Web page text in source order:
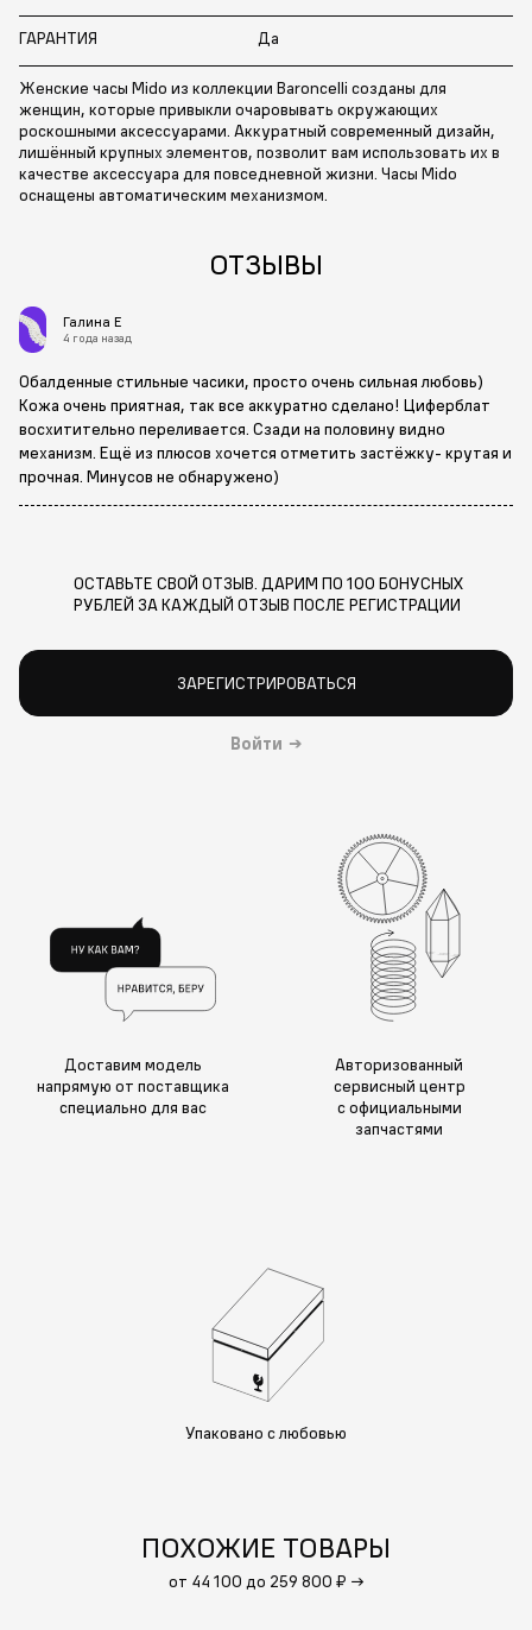
ГАРАНТИЯ Да
Женские часы Mido из коллекции Baroncelli созданы для
женщин, которые привыкли очаровывать окружающих
роскошными аксессуарами. Аккуратный современный дизайн,
лишённый крупных элементов, позволит вам использовать их в
качестве аксессуара для повседневной жизни. Часы Mido
оснащены автоматическим механизмом.
ОТЗЫВЫ
Галина Е
4 года назад
Обалденные стильные часики, просто очень сильная любовь)
Кожа очень приятная, так все аккуратно сделано! Циферблат
восхитительно переливается. Сзади на половину видно
механизм. Ещё из плюсов хочется отметить застёжку- крутая и
прочная. Минусов не обнаружено)
ОСТАВЬТЕ СВОЙ ОТЗЫВ. ДАРИМ ПО 100 БОНУСНЫХ
РУБЛЕЙ ЗА КАЖДЫЙ ОТЗЫВ ПОСЛЕ РЕГИСТРАЦИИ
ЗАРЕГИСТРИРОВАТЬСЯ
Войти →
Доставим модель
напрямую от поставщика
специально для вас
Авторизованный
сервисный центр
с официальными
запчастями
Упаковано с любовью
ПОХОЖИЕ ТОВАРЫ
от 44 100 до 259 800 ₽ →